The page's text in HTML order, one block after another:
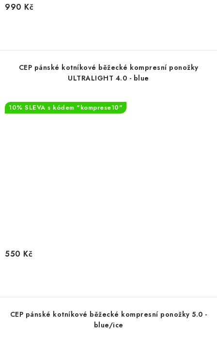
990 Kč
CEP pánské kotníkové běžecké kompresní ponožky
ULTRALIGHT 4.0 - blue
10% SLEVA s kódem "komprese10"
550 Kč
CEP pánské kotníkové běžecké kompresní ponožky 5.0 -
blue/ice